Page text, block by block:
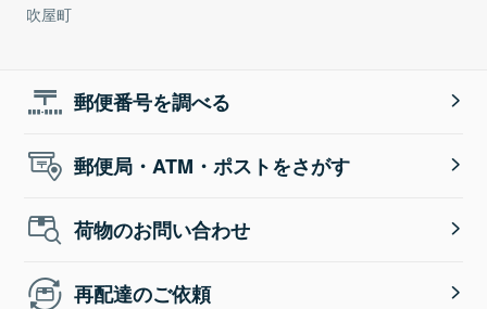
吹屋町
郵便番号を調べる
郵便局・ATM・ポストをさがす
荷物のお問い合わせ
再配達のご依頼